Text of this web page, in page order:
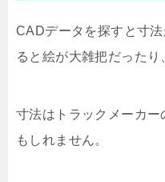
CADデータを探すと寸
ると絵が大雑把だったり
寸法はトラックメーカ
もしれません。